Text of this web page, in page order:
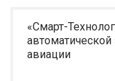
«Смарт-
авиации